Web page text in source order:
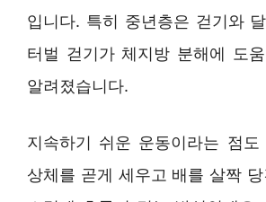
입니다. 특히 중년층은 걷기와
터벌 걷기가 체지방 분해에 도
알려졌습니다.
지속하기 쉬운 운동이라는 점도
상체를 곧게 세우고 배를 살짝